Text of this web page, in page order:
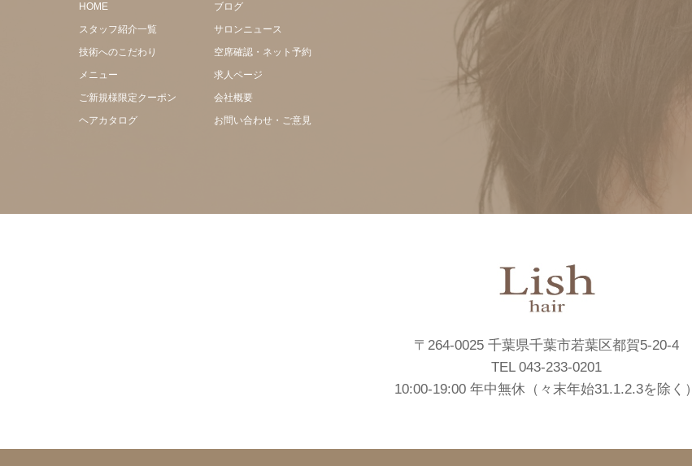
HOME
スタッフ紹介一覧
技術へのこだわり
メニュー
ご新規様限定クーポン
ヘアカタログ
ブログ
サロンニュース
空席確認・ネット予約
求人ページ
会社概要
お問い合わせ・ご意見
〒264-0025 千葉県千葉市若葉区都賀5-20-4
TEL 043-233-0201
10:00-19:00 年中無休（々末年始31.1.2.3を除く）